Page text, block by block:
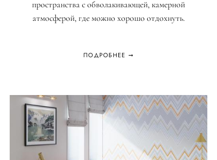
пространства с обволакивающей, камерной
атмосферой, где можно хорошо отдохнуть.
ПОДРОБНЕЕ ➞